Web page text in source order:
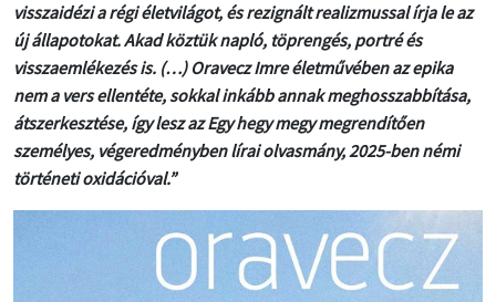
visszaidézi a régi életvilágot, és rezignált realizmussal írja le az
új állapotokat. Akad köztük napló, töprengés, portré és
visszaemlékezés is. (…) Oravecz Imre életművében az epika
nem a vers ellentéte, sokkal inkább annak meghosszabbítása,
átszerkesztése, így lesz az Egy hegy megy megrendítően
személyes, végeredményben lírai olvasmány, 2025-ben némi
történeti oxidációval.”